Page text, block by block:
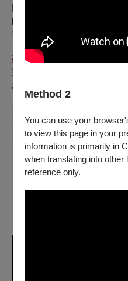
Method 2
You can use your
to view this page in your
information is primarily in
when translating into other
reference only.
同時將所見所聞帶回家鄉，期
向、新創思維帶領舞團，交織
性，用實際的行動，回饋孕育
延伸閱讀
飛彈下跳舞，戰爭中織《網
丞